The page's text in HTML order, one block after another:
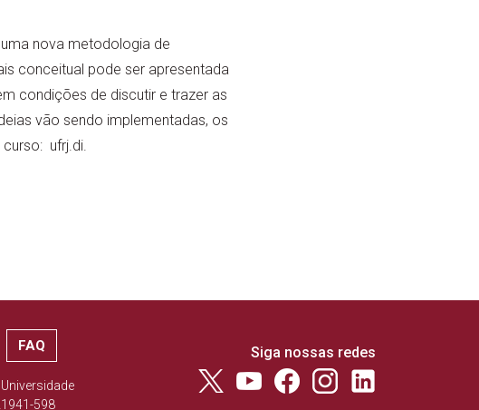
uma nova metodologia de
conceitual pode ser apresentada
condições de discutir e trazer as
vão sendo implementadas, os
ufrj.di.
FAQ
598
Siga nossas redes